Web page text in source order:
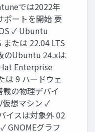
では2022年
ポートを開始 要
✓ Ubuntu
たは 22.04 LTS
のUbuntu 24.xは
Enterprise
は 9 ハードウェ
の物理デバイ
想マシン ✓
イスは対象外 02
GNOMEグラフ